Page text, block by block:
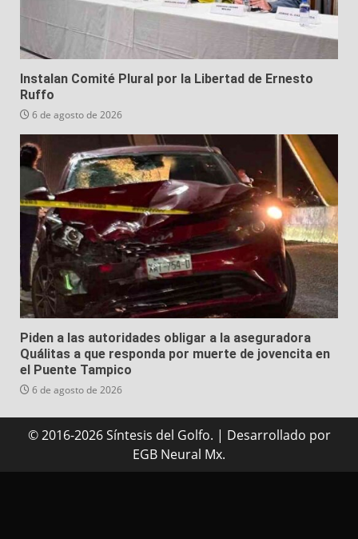
Instalan Comité Plural por la Libertad de Ernesto
Ruffo
6 de agosto de 2026
Piden a las autoridades obligar a la aseguradora
Quálitas a que responda por muerte de jovencita en
el Puente Tampico
6 de agosto de 2026
© 2016-2026 Síntesis del Golfo. | Desarrollado por
EGB Neural Mx.